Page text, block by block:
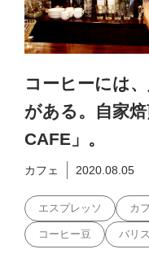
コーヒーには
がある。自家
CAFE」。
カフェ 2020.08.05
エスプレッソ カ
コーヒー豆 バリ